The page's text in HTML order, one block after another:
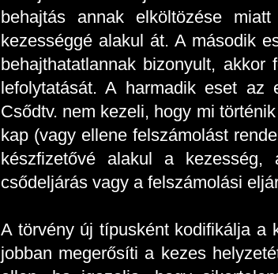
behajtás annak elköltözése
kezességgé alakul át. A második
behajthatatlannak bizonyult,
lefolytatását. A harmadik eset
Csődtv. nem kezeli, hogy mi
kap (vagy ellene felszámolást
készfizetővé alakul a
csődeljárás vagy a felszámolási
A törvény új típusként kodifikálja a
jobban megerősíti a kezes